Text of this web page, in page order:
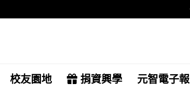
校友園地 捐資興學 元智電子報